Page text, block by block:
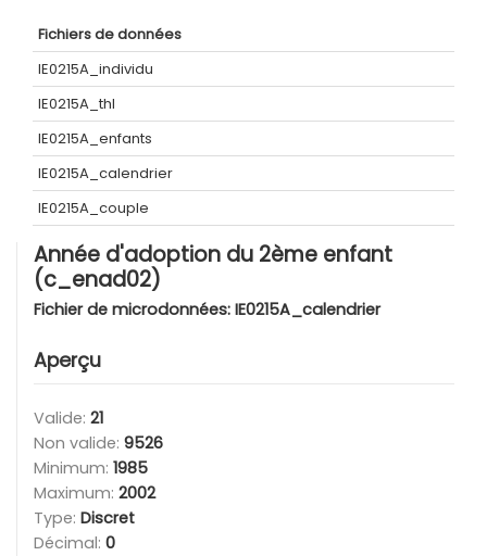
Fichiers de données
IE0215A_individu
IE0215A_thl
IE0215A_enfants
IE0215A_calendrier
IE0215A_couple
Année d'adoption du 2ème enfant
(c_enad02)
Fichier de microdonnées: IE0215A_calendrier
Aperçu
Valide: 21
Non valide: 9526
Minimum: 1985
Maximum: 2002
Type: Discret
Décimal: 0